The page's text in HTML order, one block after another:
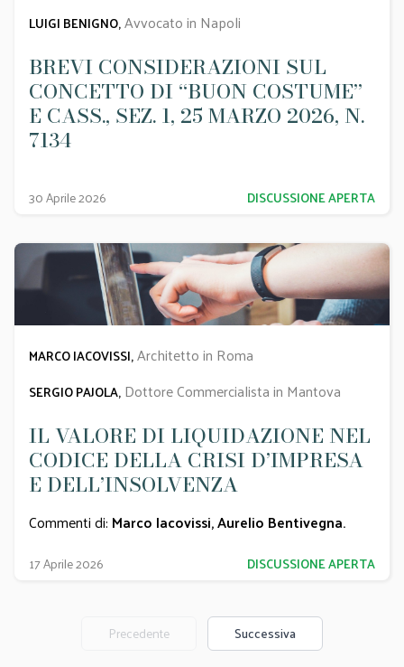
LUIGI BENIGNO,Avvocato in Napoli
BREVI CONSIDERAZIONI SUL
CONCETTO DI “BUON COSTUME”
E CASS., SEZ. 1, 25 MARZO 2026, N.
7134
30 Aprile 2026 DISCUSSIONE APERTA
MARCO IACOVISSI,Architetto in Roma
SERGIO PAJOLA, Dottore Commercialista in Mantova
IL VALORE DI LIQUIDAZIONE NEL
CODICE DELLA CRISI D’IMPRESA
E DELL’INSOLVENZA
Commenti di: Marco Iacovissi,Aurelio Bentivegna.
17 Aprile 2026 DISCUSSIONE APERTA
Precedente Successiva